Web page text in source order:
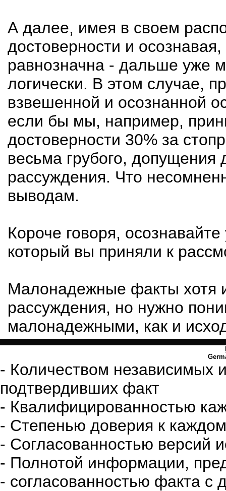
А далее, имея в своем
достоверности и
равнозначна - дальше уже
логически. В этом случае,
взвешенной и осознанной
если бы мы, например,
достоверности 30% за
весьма грубого,
рассуждения. Что
выводам.
Короче говоря,
который вы приняли к
Малонадежные факты хотя
рассуждения, но нужно
малонадежными, как и
- Количеством независимых
подтвердивших факт
- Квалифицированностью
- Степенью доверия к
- Согласованностью версий
- Полнотой информации,
- согласованностью факта с